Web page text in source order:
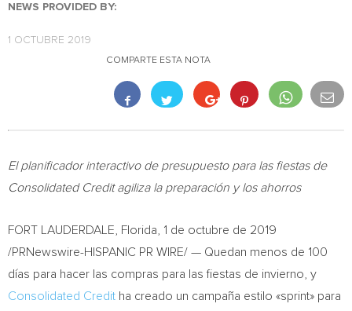
NEWS PROVIDED BY:
1 OCTUBRE 2019
COMPARTE ESTA NOTA
El planificador interactivo de presupuesto para las fiestas de
Consolidated Credit agiliza la preparación y los ahorros
FORT LAUDERDALE, Florida , 1 de octubre de 2019
/PRNewswire-HISPANIC PR WIRE/ — Quedan menos de 100
días para hacer las compras para las fiestas de invierno, y
Consolidated Credit ha creado un campaña estilo «sprint» para